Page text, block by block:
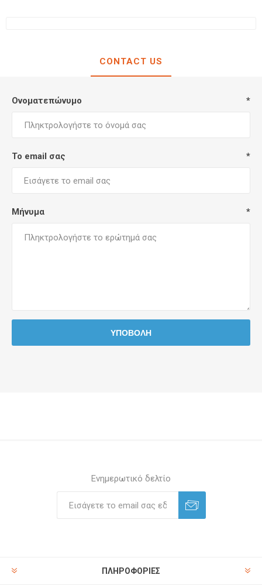
CONTACT US
Ονοματεπώνυμο *
Το email σας *
Μήνυμα *
Ενημερωτικό δελτίο
ΠΛΗΡΟΦΟΡΊΕΣ